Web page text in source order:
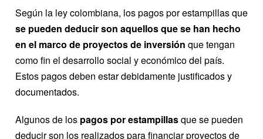
Según la ley colombiana, los pagos por estampillas que
se pueden deducir son aquellos que se han hecho
en el marco de proyectos de inversión que tengan
como fin el desarrollo social y económico del país.
Estos pagos deben estar debidamente justificados y
documentados.
Algunos de los pagos por estampillasque se pueden
deducir son los realizados para financiar proyectos de